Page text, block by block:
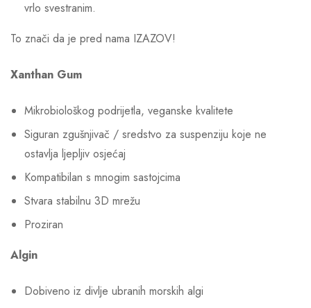
vrlo svestranim.
To znači da je pred nama IZAZOV!
Xanthan Gum
Mikrobiološkog podrijetla, veganske kvalitete
Siguran zgušnjivač / sredstvo za suspenziju koje ne
ostavlja ljepljiv osjećaj
Kompatibilan s mnogim sastojcima
Stvara stabilnu 3D mrežu
Proziran
Algin
Dobiveno iz divlje ubranih morskih algi